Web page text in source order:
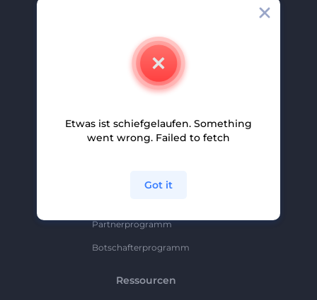
Partnerprogramm
Partnerprogramm
Botschafterprogramm
Ressourcen
Etwas ist schiefgelaufen. Something
went wrong. Failed to fetch
Got it